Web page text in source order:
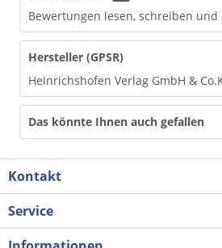
Bewertungen lesen, schreiben
Hersteller (GPSR)
Heinrichshofen Verlag GmbH &
Das könnte Ihnen auch gefallen
Kontakt
Service